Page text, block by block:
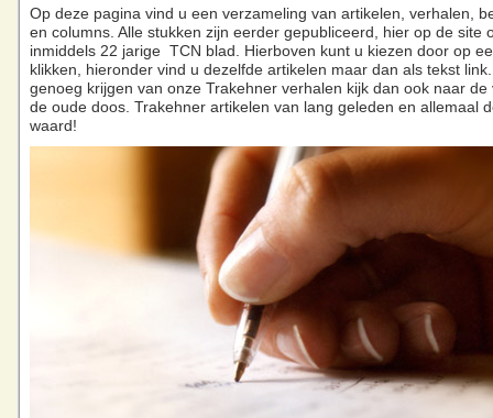
Op deze pagina vind u een verzameling van artikelen, verhalen,
en columns. Alle stukken zijn eerder gepubliceerd, hier op de site
inmiddels 22 jarige TCN blad. Hierboven kunt u kiezen door op
klikken, hieronder vind u dezelfde artikelen maar dan als tekst
genoeg krijgen van onze Trakehner verhalen kijk dan ook naar de
de oude doos. Trakehner artikelen van lang geleden en allemaal
waard!